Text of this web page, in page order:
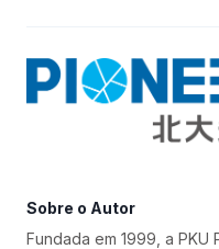
Sobre o Autor
Fundada em 1999, a